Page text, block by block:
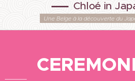
Chloé in
Une Belge à la découverte du